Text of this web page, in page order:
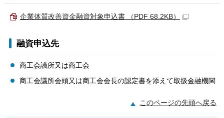
企業体質改善資金融資対象申込書 （PDF 68.2KB）
融資申込先
商工会議所又は商工会
商工会議所会頭又は商工会会長の認定書を添えて取扱金融機関
このページの先頭へ戻る